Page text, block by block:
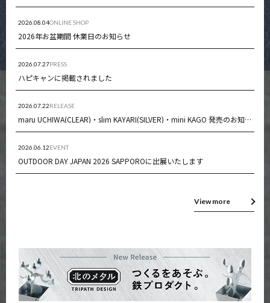
2026.08.04ONLINE SHOP
2026年お盆期間 休業日のお知らせ
2026.07.27PRESS
ハピキャンに掲載されました
2026.07.22RELEASE
maru UCHIWA(CLEAR)・slim KAYARI(SILVER)・mini KAGO 発売のお知らせ
2026.06.12EVENT
OUTDOOR DAY JAPAN 2026 SAPPOROに出展いたします
View more